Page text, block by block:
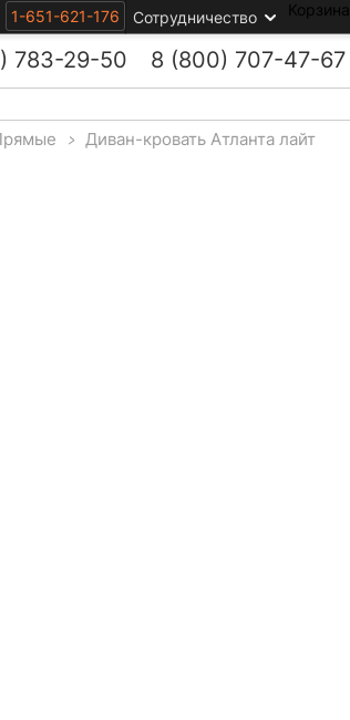
1-651-621-176 Сотрудничество Корзина
783-29-50 8 (800) 707-47-67
> Диван-кровать Атланта лайт